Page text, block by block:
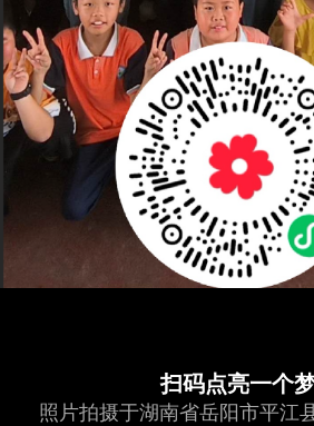
扫码点亮一个
照片拍摄于湖南省岳阳市平江